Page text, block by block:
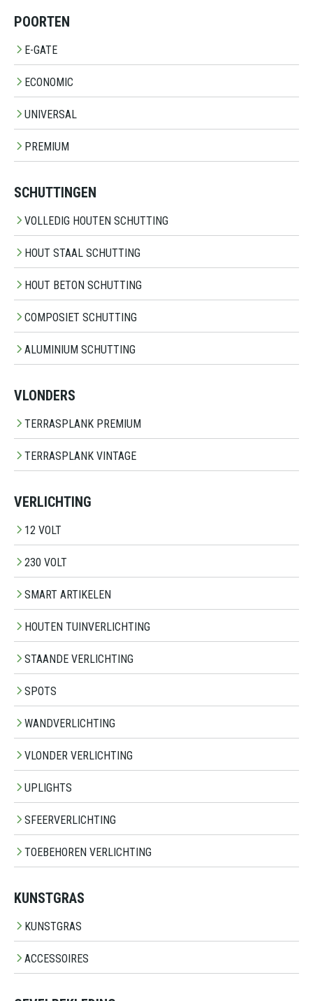
POORTEN
E-GATE
ECONOMIC
UNIVERSAL
PREMIUM
SCHUTTINGEN
VOLLEDIG HOUTEN SCHUTTING
HOUT STAAL SCHUTTING
HOUT BETON SCHUTTING
COMPOSIET SCHUTTING
ALUMINIUM SCHUTTING
VLONDERS
TERRASPLANK PREMIUM
TERRASPLANK VINTAGE
VERLICHTING
12 VOLT
230 VOLT
SMART ARTIKELEN
HOUTEN TUINVERLICHTING
STAANDE VERLICHTING
SPOTS
WANDVERLICHTING
VLONDER VERLICHTING
UPLIGHTS
SFEERVERLICHTING
TOEBEHOREN VERLICHTING
KUNSTGRAS
KUNSTGRAS
ACCESSOIRES